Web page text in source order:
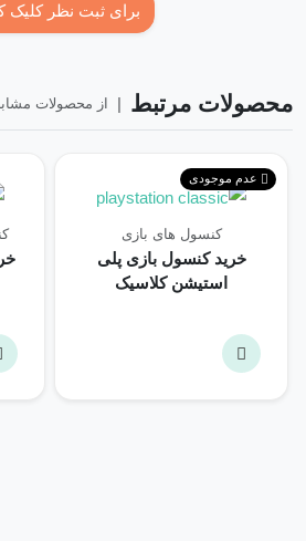
برای ثبت نظر کلیک
محصولات مرتبط | از محصولات
عدم موجودی
کنسول های بازی
خرید کنسول بازی پلی
استیشن کلاسیک
SCPH-1000R ریفر